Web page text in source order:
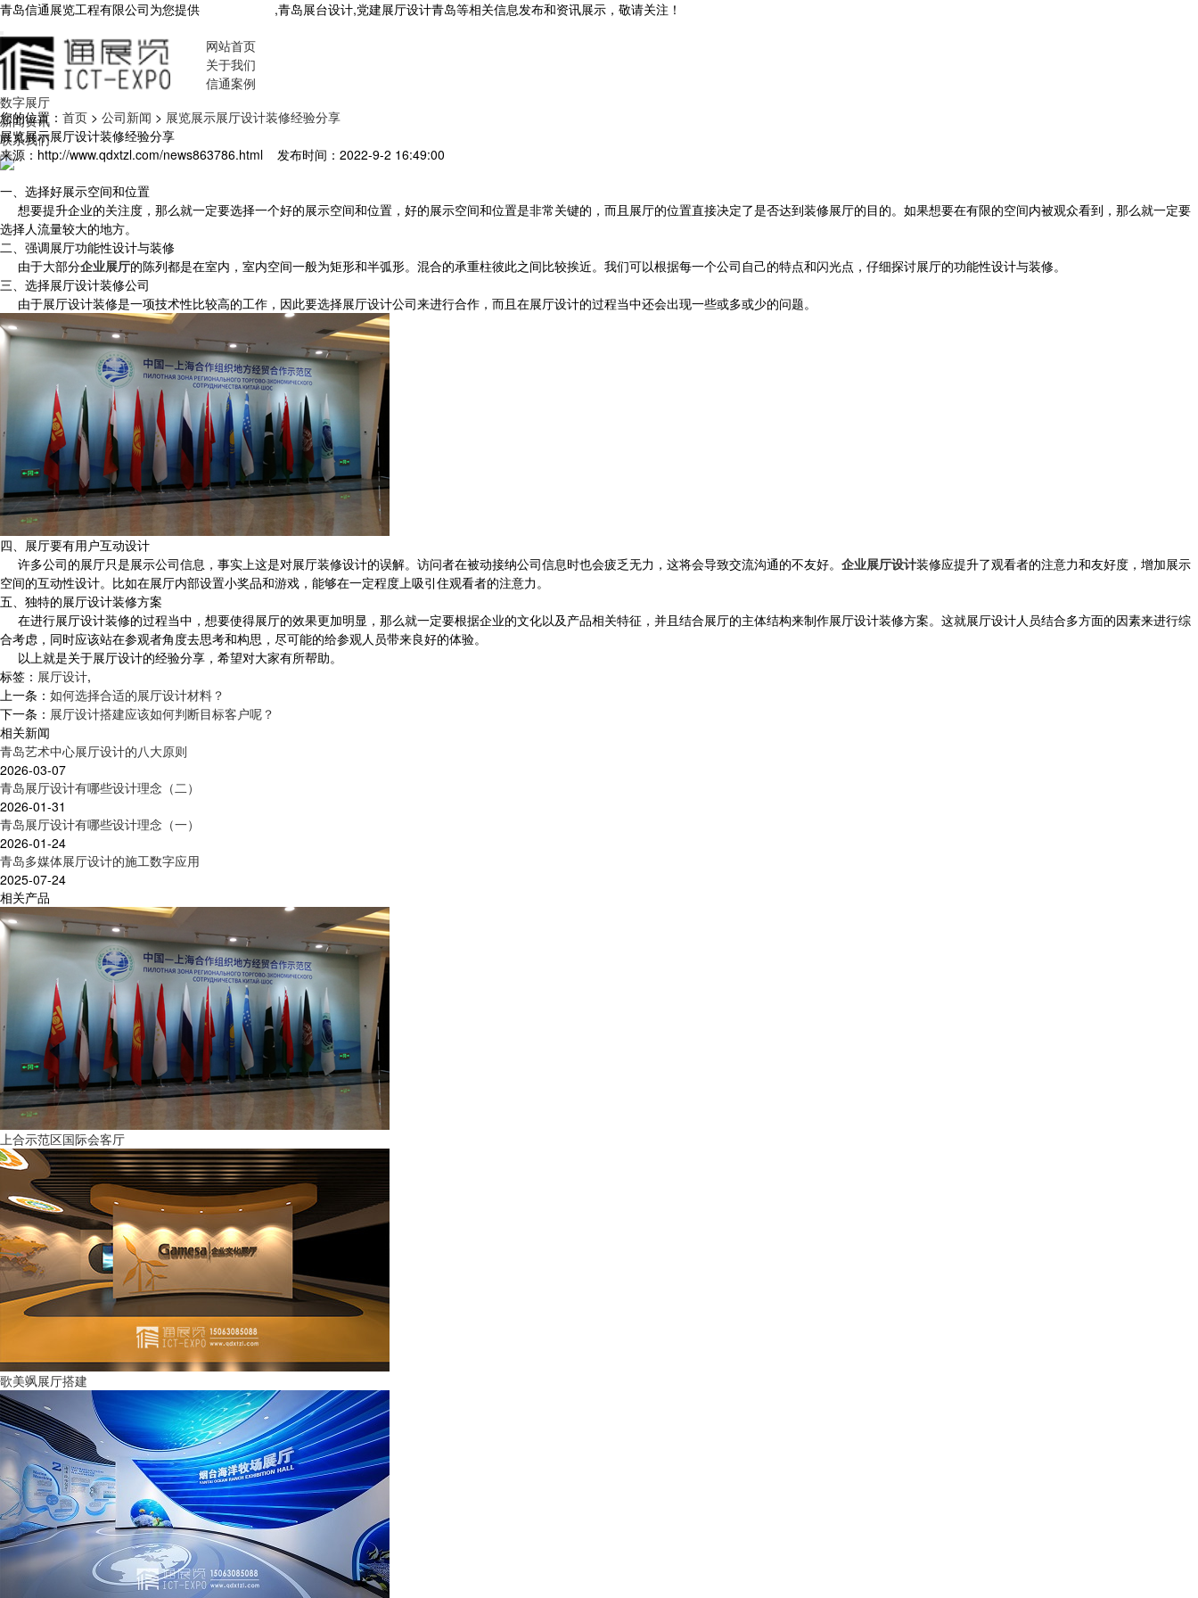
青岛信通展览工程有限公司为您提供 ,青岛展台设计,党建展厅设计青岛等相关信息发布和资讯展示，敬请关注！
网站首页
关于我们
信通案例
数字展厅
新闻资讯
联系我们
您的位置： 首页 > 公司新闻 > 展览展示展厅设计装修经验分享
展览展示展厅设计装修经验分享
来源：http://www.qdxtzl.com/news863786.html 发布时间：2022-9-2 16:49:00
一、选择好展示空间和位置
想要提升企业的关注度，那么就一定要选择一个好的展示空间和位置，好的展示空间和位置是非常关键的，而且展厅的位置直接决定了是否达到装修展厅的目的。如果想要在有限的空间内被观众看到，那么就一定要
选择人流量较大的地方。
二、强调展厅功能性设计与装修
由于大部分企业展厅的陈列都是在室内，室内空间一般为矩形和半弧形。混合的承重柱彼此之间比较挨近。我们可以根据每一个公司自己的特点和闪光点，仔细探讨展厅的功能性设计与装修。
三、选择展厅设计装修公司
由于展厅设计装修是一项技术性比较高的工作，因此要选择展厅设计公司来进行合作，而且在展厅设计的过程当中还会出现一些或多或少的问题。
四、展厅要有用户互动设计
许多公司的展厅只是展示公司信息，事实上这是对展厅装修设计的误解。访问者在被动接纳公司信息时也会疲乏无力，这将会导致交流沟通的不友好。 企业展厅设计装修应提升了观看者的注意力和友好度，增加展示
空间的互动性设计。比如在展厅内部设置小奖品和游戏，能够在一定程度上吸引住观看者的注意力。
五、独特的展厅设计装修方案
在进行展厅设计装修的过程当中，想要使得展厅的效果更加明显，那么就一定要根据企业的文化以及产品相关特征，并且结合展厅的主体结构来制作展厅设计装修方案。这就展厅设计人员结合多方面的因素来进行综
合考虑，同时应该站在参观者角度去思考和构思，尽可能的给参观人员带来良好的体验。
以上就是关于展厅设计的经验分享，希望对大家有所帮助。
标签： 展厅设计,
上一条： 如何选择合适的展厅设计材料？
下一条： 展厅设计搭建应该如何判断目标客户呢？
相关新闻
青岛艺术中心展厅设计的八大原则
2026-03-07
青岛展厅设计有哪些设计理念（二）
2026-01-31
青岛展厅设计有哪些设计理念（一）
2026-01-24
青岛多媒体展厅设计的施工数字应用
2025-07-24
相关产品
上合示范区国际会客厅
歌美飒展厅搭建